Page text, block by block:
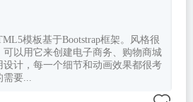
模板基于Bootstrap框架。风格很
以用它来创建电子商务、购物商城
设计，每一个细节和动画效果都很考
需要...